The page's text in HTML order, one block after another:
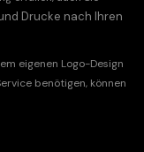
Drucke nach Ihren
eigenen Logo-Design
benötigen, können